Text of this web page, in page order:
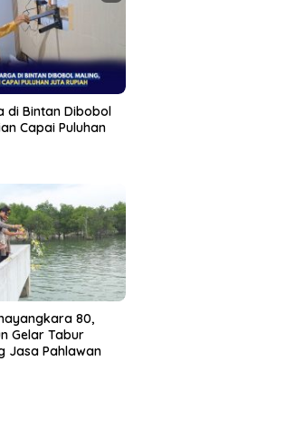
di Bintan Dibobol
Capai Puluhan
80,
Gelar Tabur
Jasa Pahlawan